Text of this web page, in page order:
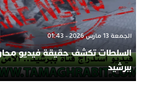
الجمعة 13 مارس 2026 - 01:43
السلطات تكشف حقيقة فيديو
ببرشيد